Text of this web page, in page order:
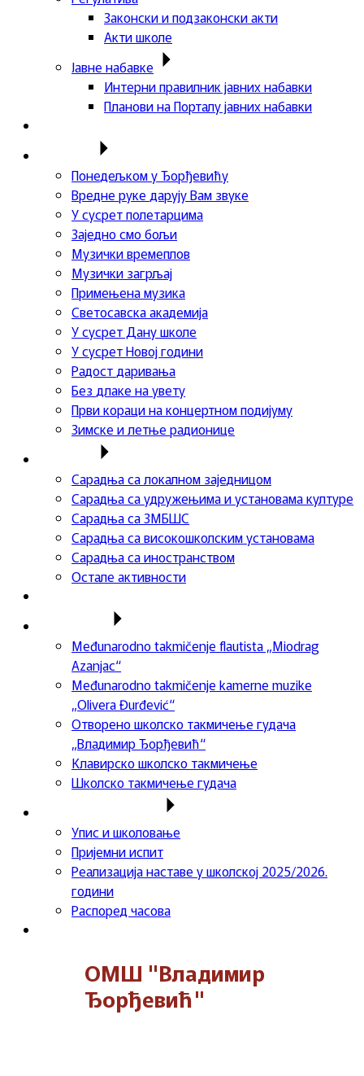
Законски и подзаконски акти
Акти школе
Јавне набавке
Интерни правилник јавних набавки
Планови на Порталу јавних набавки
Понедељком у Ђорђевићу
Вредне руке дарују Вам звуке
У сусрет полетарцима
Заједно смо бољи
Музички времеплов
Музички загрљај
Примењена музика
Светосавска академија
У сусрет Дану школе
У сусрет Новој години
Радост даривања
Без длаке на увету
Први кораци на концертном подијуму
Зимске и летње радионице
Сарадња са локалном заједницом
Сарадња са удружењима и установама културе
Сарадња са ЗМБШС
Сарадња са високошколским установама
Сарадња са иностранством
Остале активности
Međunarodno takmičenje flautista „Miodrag
Azanjac“
Međunarodno takmičenje kamerne muzike
„Olivera Đurđević“
Отворено школско такмичење гудача
„Владимир Ђорђевић“
Клавирско школско такмичење
Школско такмичење гудача
Упис и школовање
Пријемни испит
Реализација наставе у школској 2025/2026.
години
Распоред часова
ОМШ "Владимир
Ђорђевић"